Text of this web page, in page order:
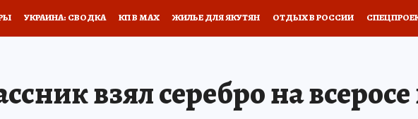
УКРАИНА: СВОДКА КП В МАХ ЖИЛЬЕ ДЛЯ ЯКУТЯН ОТДЫХ В РОССИИ
взял серебро на